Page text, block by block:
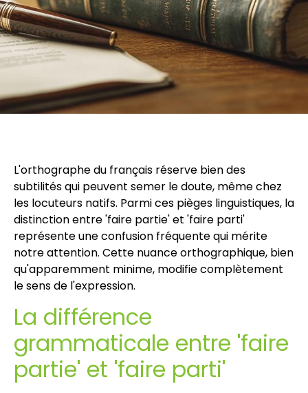
L'orthographe du français réserve bien des
subtilités qui peuvent semer le doute, même chez
les locuteurs natifs. Parmi ces pièges linguistiques, la
distinction entre 'faire partie' et 'faire parti'
représente une confusion fréquente qui mérite
notre attention. Cette nuance orthographique, bien
qu'apparemment minime, modifie complètement
le sens de l'expression.
La différence
grammaticale entre 'faire
partie' et 'faire parti'